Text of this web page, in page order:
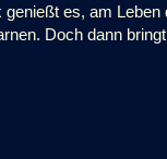
es, am
Doch dann